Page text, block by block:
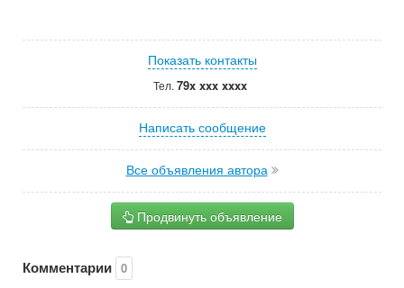
Показать контакты
Тел. 79x xxx xxxx
Написать сообщение
Все объявления автора
Продвинуть объявление
Комментарии 0